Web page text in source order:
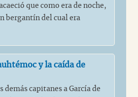
que como era de noche,
bergantín del cual era
y la caída de
demás capitanes a García de